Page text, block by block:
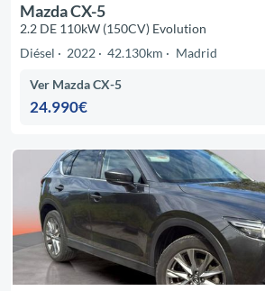
Mazda CX-5
2.2 DE 110kW (150CV) Evolution
Diésel
2022 42.130km Madrid
Ver Mazda CX-5
24.990€